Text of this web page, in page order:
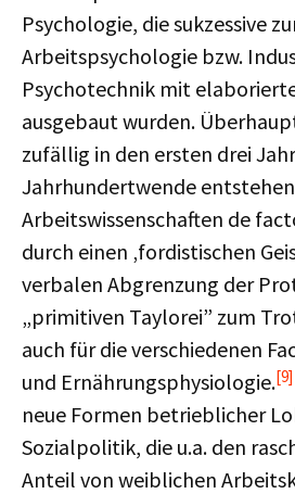
Psychologie, die sukzessive
Arbeitspsychologie bzw.
Psychotechnik mit
ausgebaut wurden.
zufällig in den ersten drei
Jahrhundertwende
Arbeitswissenschaften de
durch einen ‚fordistischen
verbalen Abgrenzung der
„primitiven Taylorei” zum
auch für die verschiedenen
und Ernährungsphysiologie.[9]
neue Formen betrieblicher
Sozialpolitik, die u.a. den
Anteil von weiblichen